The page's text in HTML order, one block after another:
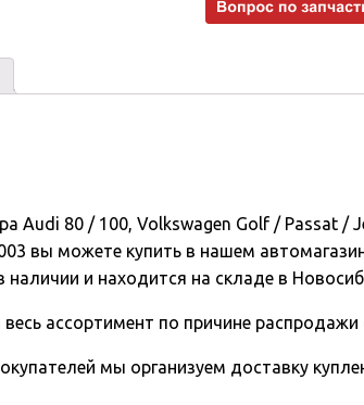
Audi 80 / 100, Volkswagen Golf / Passat /
вы можете купить в нашем
наличии и находится на складе в
ассортимент по причине распродажи
мы организуем доставку